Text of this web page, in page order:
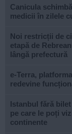
Canicula
medicii în zilele
Noi restricții de
etapă de
lângă prefectură
e-Terra,
redevine
Istanbul fără
pe care le poți
continente